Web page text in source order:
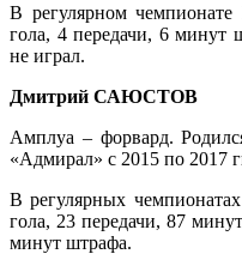
В регулярном
гола, 4 передачи, 6
не играл.
Дмитрий САЮСТОВ
Амплуа – форвард.
«Адмирал» с 2015 по 2017
В регулярных
гола, 23 передачи, 87
минут штрафа.